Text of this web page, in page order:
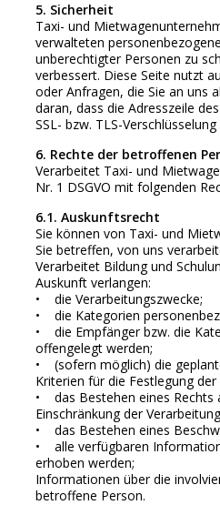
5. Sicherheit
Taxi- und
verwalteten
unberechtigter Personen zu
verbessert. Diese Seite nutzt
oder Anfragen, die Sie an uns
daran, dass die Adresszeile
SSL- bzw. TLS-
6. Rechte der betroffenen
Verarbeitet Taxi- und
Nr. 1 DSGVO mit folgenden
6.1. Auskunftsrecht
Sie können von Taxi- und
Sie betreffen, von uns
Verarbeitet Bildung und
Auskunft verlangen:
• die Verarbeitungszwecke;
• die Kategorien
• die Empfänger bzw. die
offengelegt werden;
• (sofern möglich) die
Kriterien für die Festlegung der
• das Bestehen eines Rechts
Einschränkung der
• das Bestehen eines
• alle verfügbaren
erhoben werden;
Informationen über die
betroffene Person.